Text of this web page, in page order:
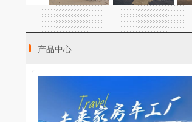
产品中心